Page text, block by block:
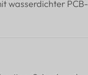
wasserdichter PCB-